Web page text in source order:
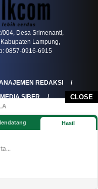
CLOSE
Hasil
Desa Srimenanti,
Lampung,
0857-0916-6915
REDAKSI
SIBER
ANAK
IKLAN / ADVERTORIAL